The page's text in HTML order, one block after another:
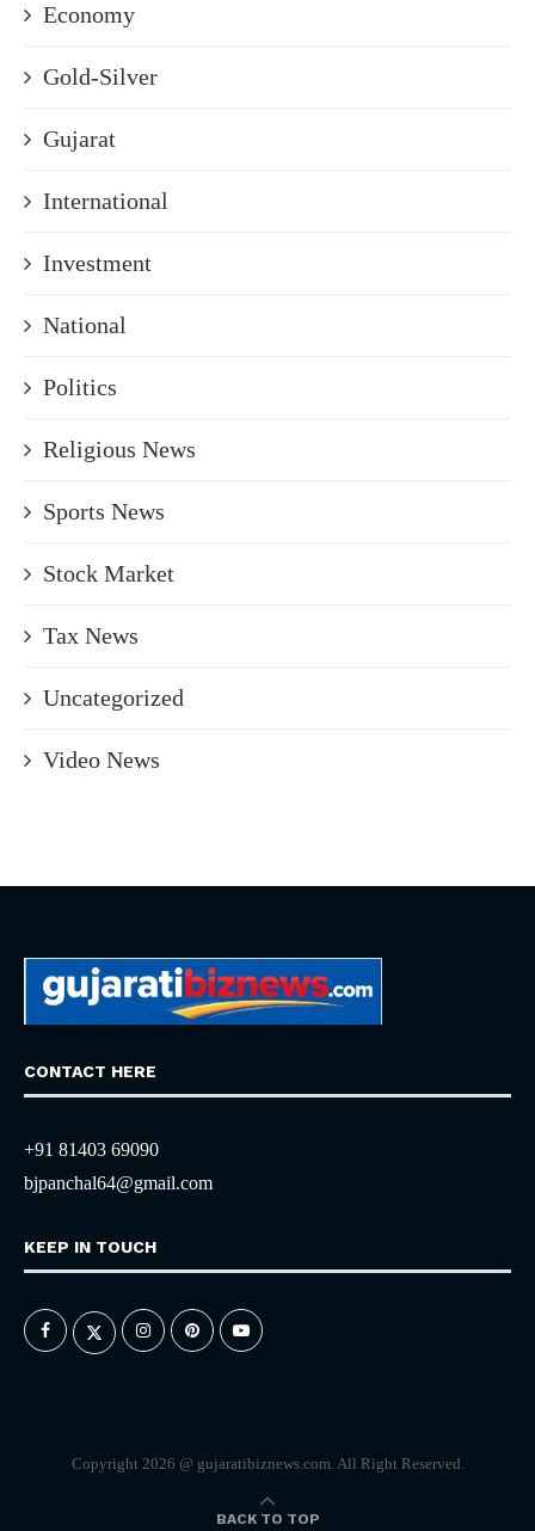
Economy
Gold-Silver
Gujarat
International
Investment
National
Politics
Religious News
Sports News
Stock Market
Tax News
Uncategorized
Video News
CONTACT HERE
+91 81403 69090
bjpanchal64@gmail.com
KEEP IN TOUCH
Copyright 2026 @ gujaratibiznews.com. All Right Reserved.
BACK TO TOP